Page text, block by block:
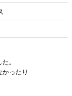
。
ったり